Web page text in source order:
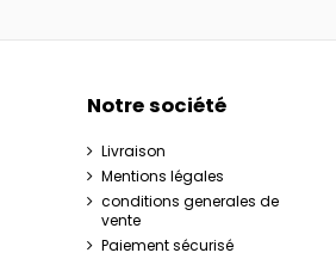
Notre société
Livraison
Mentions légales
conditions generales de
vente
Paiement sécurisé